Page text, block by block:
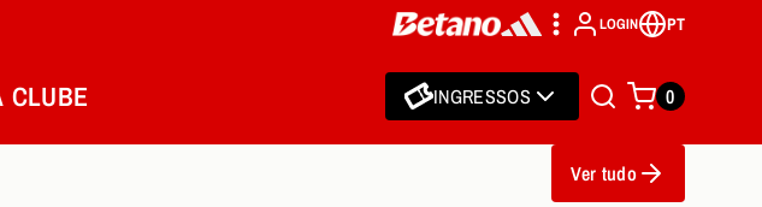
LOGIN PT
CLUBE INGRESSOS 0
Ver tudo